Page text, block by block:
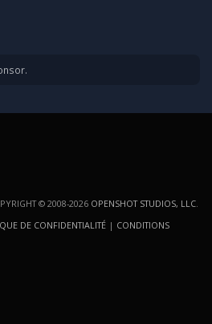
© 2008-2026 OPENSHOT STUDIOS, LLC
DE CONFIDENTIALITÉ | CONDITIONS